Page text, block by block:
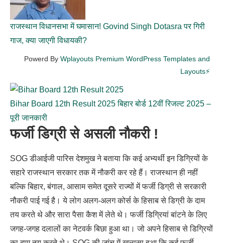
राजस्थान विधानसभा में घमासान! Govind Singh Dotasra पर गिरी
गाज, क्या जाएगी विधायकी?
Powerd By Wplayouts Premium WordPress Templates and
Layouts⚡
Bihar Board 12th Result 2025 बिहार बोर्ड 12वीं रिजल्ट 2025 –
पूरी जानकारी
फर्जी डिग्री से असली नौकरी !
SOG डीआईजी पारिस देशमुख ने बताया कि कई अभ्यर्थी इन डिग्रियों के
सहारे राजस्थान सरकार तक में नौकरी कर रहे हैं। राजस्थान ही नहीं
बल्कि बिहार, बंगाल, आसाम समेत दूसरे राज्यों में फर्जी डिग्री से सरकारी
नौकरी पाई गई है। ये लोग अलग-अलग कोर्स के हिसाब से डिग्री के दाम
तय करते थे और सारा पैसा कैश में लेते थे। फर्जी डिग्रियां बांटने के लिए
जगह-जगह दलालों का नेटवर्क बिछा हुआ था। जो अपने हिसाब से डिग्रियों